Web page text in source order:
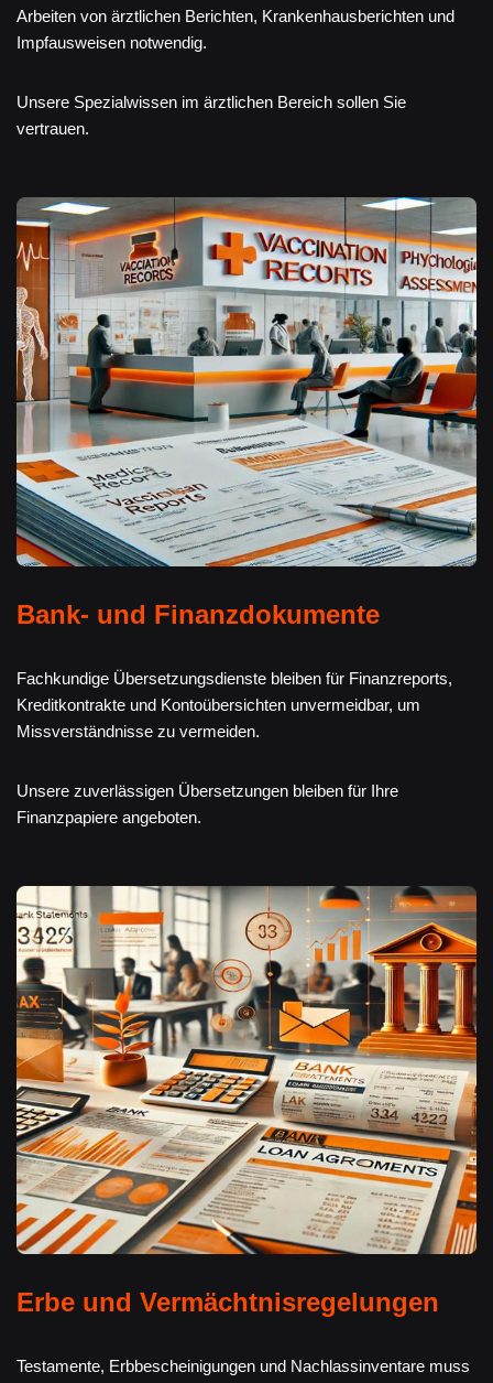
Arbeiten von ärztlichen Berichten, Krankenhausberichten und
Impfausweisen notwendig.
Unsere Spezialwissen im ärztlichen Bereich sollen Sie
vertrauen.
Bank- und Finanzdokumente
Fachkundige Übersetzungsdienste bleiben für Finanzreports,
Kreditkontrakte und Kontoübersichten unvermeidbar, um
Missverständnisse zu vermeiden.
Unsere zuverlässigen Übersetzungen bleiben für Ihre
Finanzpapiere angeboten.
Erbe und Vermächtnisregelungen
Testamente, Erbbescheinigungen und Nachlassinventare muss